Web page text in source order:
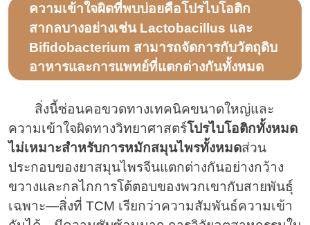
ความเข้าใจผิดที่พบบ่อยคือโปรไบโอติก
สากลบางอย่างเช่น Lactobacillus และ
Bifidobacterium สามารถจัดการกับวัตถุดิบ
อาหารและการแพทย์ที่แตกต่างกันทั้งหมด
สิ่งนี้ซ่อนคอขวดทางเทคนิคขนาดใหญ่และ
ความเข้าใจผิดทางวิทยาศาสตร์โปรไบโอติกทั้งหมด
ไม่เหมาะสำหรับการหมักสมุนไพรทั้งหมดส่วน
ประกอบของยาสมุนไพรจีนแตกต่างกันอย่างกว้าง
ขวางและกลไกการโต้ตอบของพวกเขากับสายพันธุ์
เฉพาะ—สิ่งที่ TCM เรียกว่าความสัมพันธ์ความเข้า